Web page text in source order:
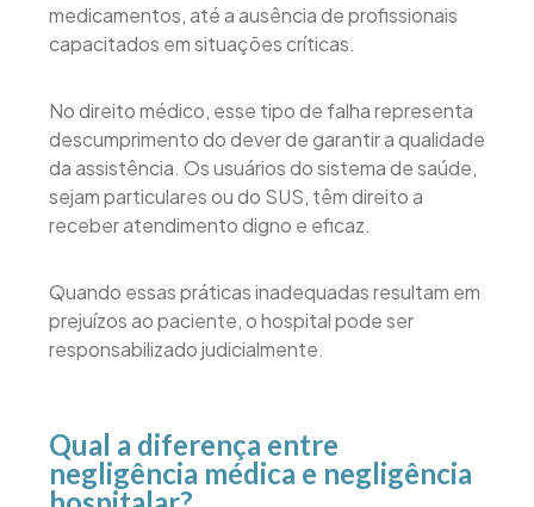
medicamentos, até a ausência de profissionais
capacitados em situações críticas.
No direito médico, esse tipo de falha representa
descumprimento do dever de garantir a qualidade
da assistência. Os usuários do sistema de saúde,
sejam particulares ou do SUS, têm direito a
receber atendimento digno e eficaz.
Quando essas práticas inadequadas resultam em
prejuízos ao paciente, o hospital pode ser
responsabilizado judicialmente.
Qual a diferença entre
negligência médica e negligência